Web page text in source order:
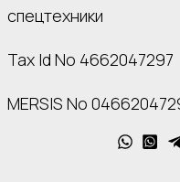
спецтехники
Tax Id No 4662047297
MERSIS No